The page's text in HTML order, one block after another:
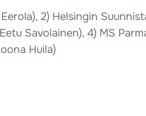
2) Helsingin
Savolainen), 4) MS
Huila)